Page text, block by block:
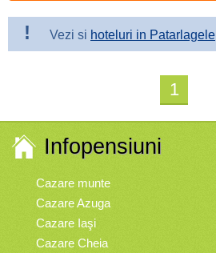
! Vezi si hoteluri in Patarlagele
1
Infopensiuni
Cazare munte
Cazare Azuga
Cazare Iaşi
Cazare Cheia